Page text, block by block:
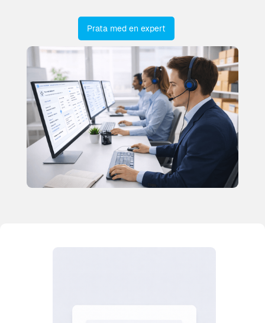
Prata med en expert